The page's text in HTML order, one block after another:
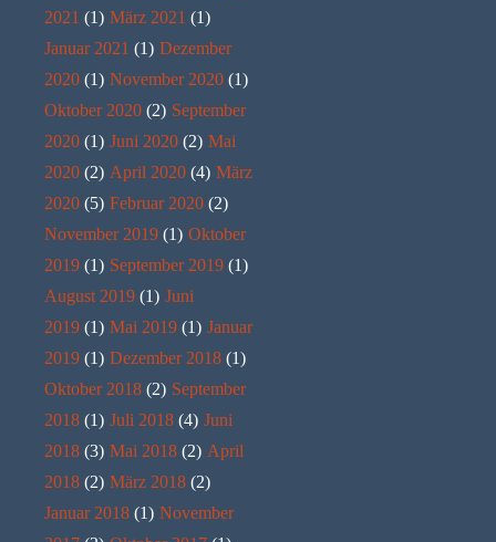
2021 (1) März 2021 (1)
Januar 2021 (1) Dezember
2020 (1) November 2020 (1)
Oktober 2020 (2) September
2020 (1) Juni 2020 (2) Mai
2020 (2) April 2020 (4) März
2020 (5) Februar 2020 (2)
November 2019 (1) Oktober
2019 (1) September 2019 (1)
August 2019 (1) Juni
2019 (1) Mai 2019 (1) Januar
2019 (1) Dezember 2018 (1)
Oktober 2018 (2) September
2018 (1) Juli 2018 (4) Juni
2018 (3) Mai 2018 (2) April
2018 (2) März 2018 (2)
Januar 2018 (1) November